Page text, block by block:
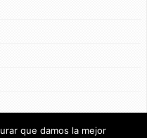
que damos la mejor